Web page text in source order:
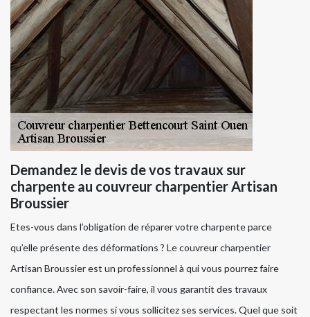
Demandez le devis de vos travaux sur
charpente au couvreur charpentier Artisan
Broussier
Etes-vous dans l’obligation de réparer votre charpente parce
qu’elle présente des déformations ? Le couvreur charpentier
Artisan Broussier est un professionnel à qui vous pourrez faire
confiance. Avec son savoir-faire, il vous garantit des travaux
respectant les normes si vous sollicitez ses services. Quel que soit